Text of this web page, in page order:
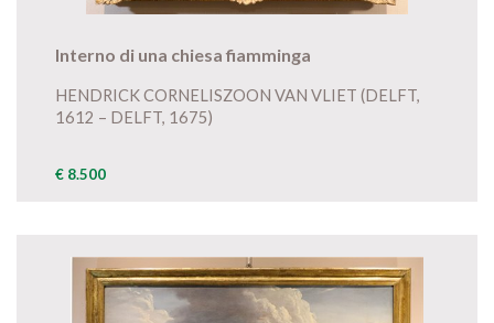
Interno di una chiesa fiamminga
HENDRICK CORNELISZOON VAN VLIET (DELFT,
1612 – DELFT, 1675)
€ 8.500